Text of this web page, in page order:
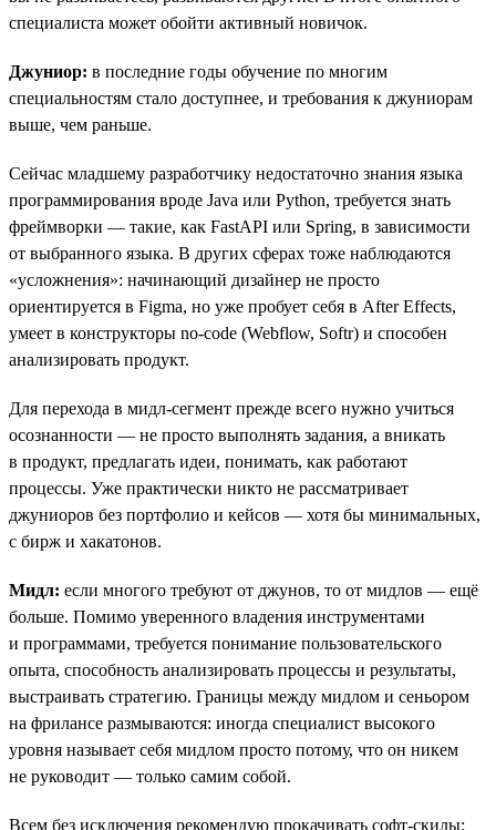
специалиста может обойти активный новичок.
Джуниор: в последние годы обучение по многим
специальностям стало доступнее, и требования к джуниорам
выше, чем раньше.
Сейчас младшему разработчику недостаточно знания языка
программирования вроде Java или Python, требуется знать
фреймворки — такие, как FastAPI или Spring, в зависимости
от выбранного языка. В других сферах тоже наблюдаются
«усложнения»: начинающий дизайнер не просто
ориентируется в Figma, но уже пробует себя в After Effects,
умеет в конструкторы no-code (Webflow, Softr) и способен
анализировать продукт.
Для перехода в мидл-сегмент прежде всего нужно учиться
осознанности — не просто выполнять задания, а вникать
в продукт, предлагать идеи, понимать, как работают
процессы. Уже практически никто не рассматривает
джуниоров без портфолио и кейсов — хотя бы минимальных,
с бирж и хакатонов.
Мидл: eсли многого требуют от джунов, то от мидлов — ещё
больше. Помимо уверенного владения инструментами
и программами, требуется понимание пользовательского
опыта, способность анализировать процессы и результаты,
выстраивать стратегию. Границы между мидлом и сеньором
на фрилансе размываются: иногда специалист высокого
уровня называет себя мидлом просто потому, что он никем
не руководит — только самим собой.
Всем без исключения рекомендую прокачивать софт-скилы: